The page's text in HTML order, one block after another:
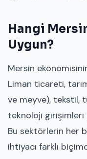
Hangi
Uygun?
Mersin
Liman ticareti,
ve meyve), tekstil,
teknoloji girişimleri
Bu sektörlerin her
ihtiyacı farklı